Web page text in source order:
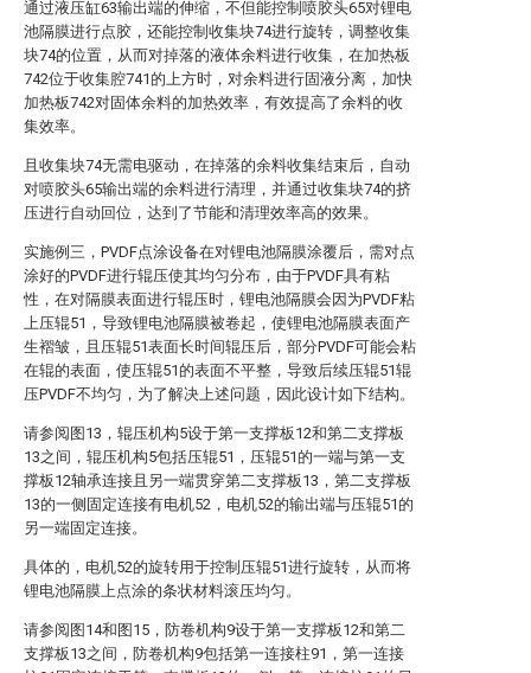
通过液压缸63输出端的伸缩，不但能控制喷胶头65对锂电
池隔膜进行点胶，还能控制收集块74进行旋转，调整收集
块74的位置，从而对掉落的液体余料进行收集，在加热板
742位于收集腔741的上方时，对余料进行固液分离，加快
加热板742对固体余料的加热效率，有效提高了余料的收
集效率。
且收集块74无需电驱动，在掉落的余料收集结束后，自动
对喷胶头65输出端的余料进行清理，并通过收集块74的挤
压进行自动回位，达到了节能和清理效率高的效果。
实施例三，PVDF点涂设备在对锂电池隔膜涂覆后，需对点
涂好的PVDF进行辊压使其均匀分布，由于PVDF具有粘
性，在对隔膜表面进行辊压时，锂电池隔膜会因为PVDF粘
上压辊51，导致锂电池隔膜被卷起，使锂电池隔膜表面产
生褶皱，且压辊51表面长时间辊压后，部分PVDF可能会粘
在辊的表面，使压辊51的表面不平整，导致后续压辊51辊
压PVDF不均匀，为了解决上述问题，因此设计如下结构。
请参阅图13，辊压机构5设于第一支撑板12和第二支撑板
13之间，辊压机构5包括压辊51，压辊51的一端与第一支
撑板12轴承连接且另一端贯穿第二支撑板13，第二支撑板
13的一侧固定连接有电机52，电机52的输出端与压辊51的
另一端固定连接。
具体的，电机52的旋转用于控制压辊51进行旋转，从而将
锂电池隔膜上点涂的条状材料滚压均匀。
请参阅图14和图15，防卷机构9设于第一支撑板12和第二
支撑板13之间，防卷机构9包括第一连接柱91，第一连接